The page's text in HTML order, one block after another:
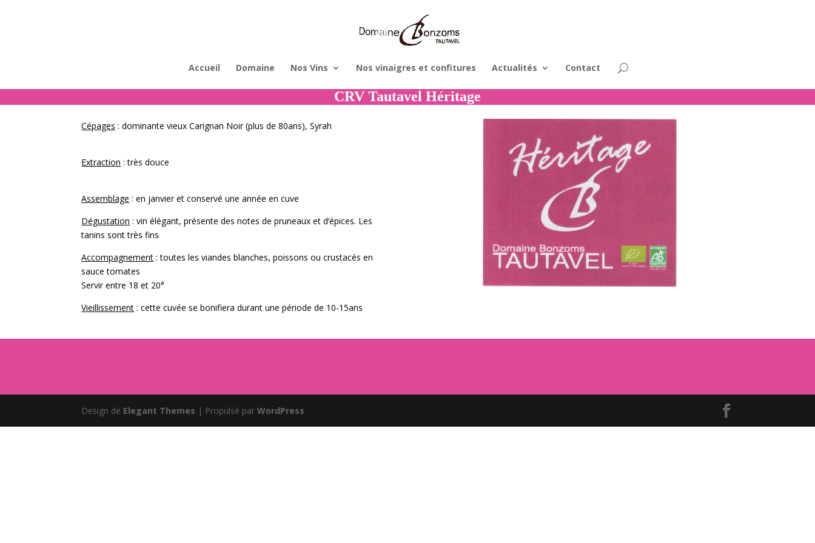
Accueil Domaine Nos Vins Nos vinaigres et confitures Actualités Contact
CRV Tautavel Héritage
Cépages : dominante vieux Carignan Noir (plus de 80ans), Syrah
Extraction : très douce
Assemblage : en janvier et conservé une année en cuve
Dégustation : vin élégant, présente des notes de pruneaux et d’épices. Les
tanins sont très fins
Accompagnement : toutes les viandes blanches, poissons ou crustacés en
sauce tomates
Servir entre 18 et 20°
Vieillissement : cette cuvée se bonifiera durant une période de 10-15ans
Design de Elegant Themes | Propulsé parWordPress